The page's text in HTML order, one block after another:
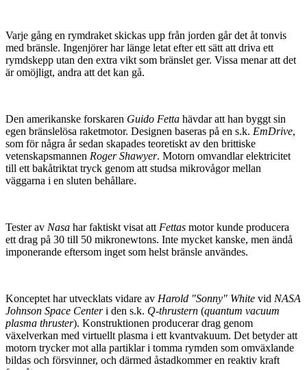
Varje gång en rymdraket skickas upp från jorden går det åt tonvis
med bränsle. Ingenjörer har länge letat efter ett sätt att driva ett
rymdskepp utan den extra vikt som bränslet ger. Vissa menar att det
är omöjligt, andra att det kan gå.
Den amerikanske forskaren Guido Fetta hävdar att han byggt sin
egen bränslelösa raketmotor. Designen baseras på en s.k. EmDrive,
som för några år sedan skapades teoretiskt av den brittiske
vetenskapsmannen Roger Shawyer. Motorn omvandlar elektricitet
till ett bakåtriktat tryck genom att studsa mikrovågor mellan
väggarna i en sluten behållare.
Tester av Nasa har faktiskt visat att Fettas motor kunde producera
ett drag på 30 till 50 mikronewtons. Inte mycket kanske, men ändå
imponerande eftersom inget som helst bränsle användes.
Konceptet har utvecklats vidare av Harold "Sonny" White vid NASA
Johnson Space Centeri den s.k. Q-thrustern (quantum vacuum
plasma thruster). Konstruktionen producerar drag genom
växelverkan med virtuellt plasma i ett kvantvakuum. Det betyder att
motorn trycker mot alla partiklar i tomma rymden som omväxlande
bildas och försvinner, och därmed åstadkommer en reaktiv kraft